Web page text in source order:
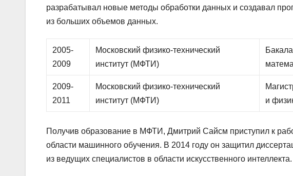
разрабатывал новые методы обработки данных и создавал
из больших объемов данных.
2005-
2009
Московский физико-технический
институт (МФТИ)
2009-
2011
Московский физико-технический
институт (МФТИ)
и
Получив образование в МФТИ, Дмитрий Сайсм приступил к
области машинного обучения. В 2014 году он защитил
из ведущих специалистов в области искусственного интеллекта.